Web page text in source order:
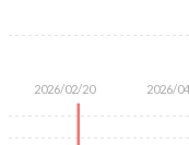
2026/02/20 2026/